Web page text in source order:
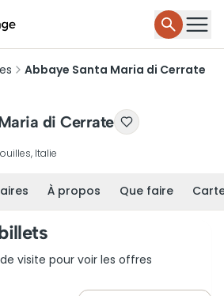
Abbaye Santa Maria di Cerrate
di Cerrate
Italie
À propos Que faire
visite pour voir les offres